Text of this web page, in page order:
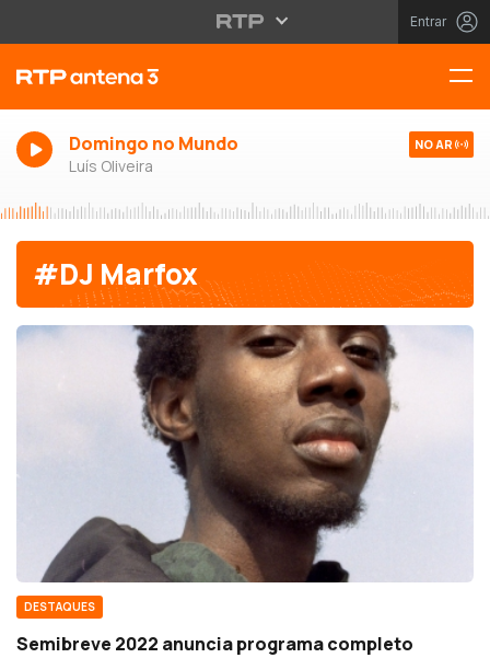
Entrar
Domingo no Mundo
Luís Oliveira
NO AR
#DJ Marfox
DESTAQUES
Semibreve 2022 anuncia programa completo